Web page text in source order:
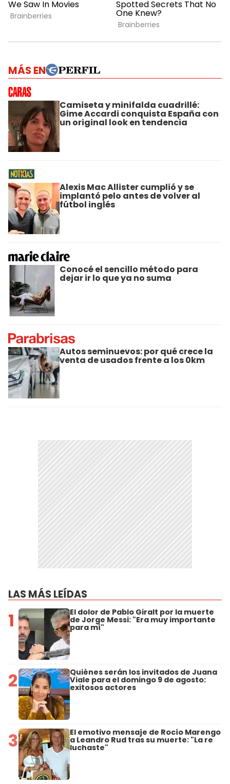
MÁS EN
Camiseta y minifalda cuadrillé:
Gime Accardi conquista España con
un original look en tendencia
Alexis Mac Allister cumplió y se
implantó pelo antes de volver al
fútbol inglés
Conocé el sencillo método para
dejar ir lo que ya no suma
Autos seminuevos: por qué crece la
venta de usados frente a los 0km
LAS MÁS LEÍDAS
1 El dolor de Pablo Giralt por la muerte
de Jorge Messi: "Era muy importante
para mí"
2 Quiénes serán los invitados de Juana
Viale para el domingo 9 de agosto:
exitosos actores
3 El emotivo mensaje de Rocío Marengo
a Leandro Rud tras su muerte: "La re
luchaste"